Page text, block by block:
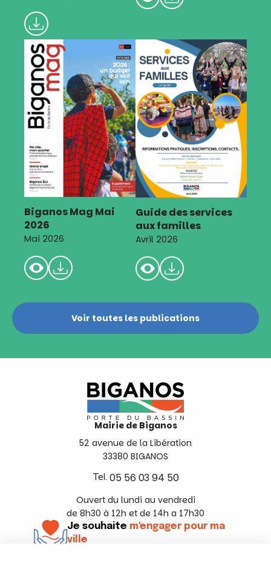
Biganos Mag Mai
2026
Mai 2026
Guide des services
aux familles
Avril 2026
Voir toutes les publications
Mairie de Biganos
52 avenue de la Libération
33380 BIGANOS
Tel. 05 56 03 94 50
Ouvert du lundi au vendredi
de 8h30 à 12h et de 14h a 17h30
Je souhaite m'engager pour ma
ville